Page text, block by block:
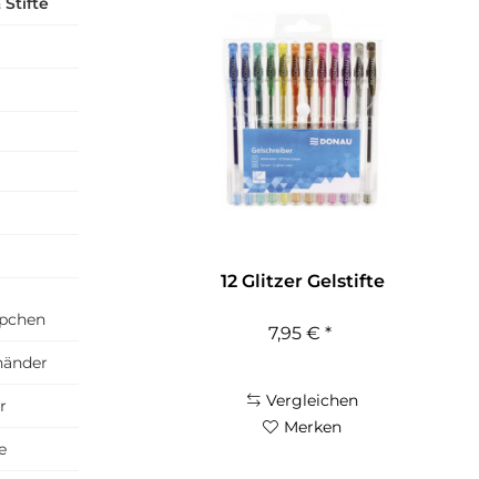
12 Glitzer Gelstifte
7,95 € *
Vergleichen
Merken